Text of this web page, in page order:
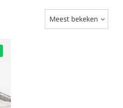
Meest bekeken